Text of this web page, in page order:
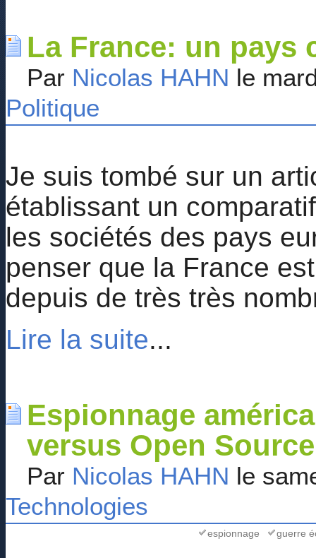
La France: un pays
Par Nicolas HAHN le
Politique
Je suis tombé sur un
établissant un
les sociétés des pays
penser que la France
depuis de très très
Lire la suite...
Espionnage
versus Open Source
Par Nicolas HAHN le
Technologies
espionnage guerre